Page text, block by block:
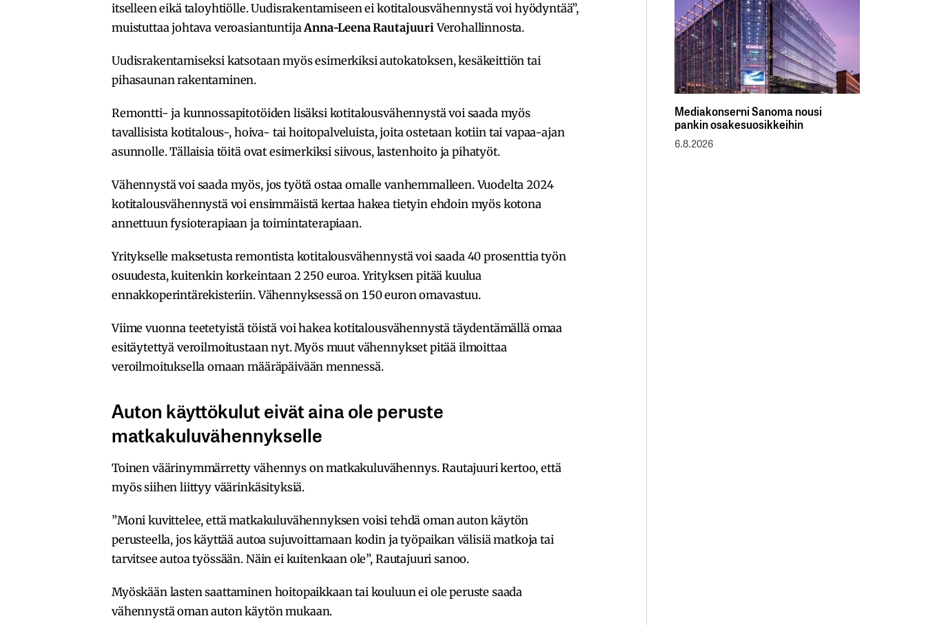
itselleen eikä taloyhtiölle. Uudisrakentamiseen ei kotitalousvähennystä voi hyödyntää”,
muistuttaa johtava veroasiantuntijaAnna-Leena RautajuuriVerohallinnosta.
Uudisrakentamiseksi katsotaan myös esimerkiksi autokatoksen, kesäkeittiön tai
pihasaunan rakentaminen.
Remontti- ja kunnossapitotöiden lisäksi kotitalousvähennystä voi saada myös
tavallisista kotitalous-, hoiva- tai hoitopalveluista, joita ostetaan kotiin tai vapaa-ajan
asunnolle. Tällaisia töitä ovat esimerkiksi siivous, lastenhoito ja pihatyöt.
Vähennystä voi saada myös, jos työtä ostaa omalle vanhemmalleen. Vuodelta 2024
kotitalousvähennystä voi ensimmäistä kertaa hakea tietyin ehdoin myös kotona
annettuun fysioterapiaan ja toimintaterapiaan.
Yritykselle maksetusta remontista kotitalousvähennystä voi saada 40 prosenttia työn
osuudesta, kuitenkin korkeintaan 2 250 euroa. Yrityksen pitää kuulua
ennakkoperintärekisteriin. Vähennyksessä on 150 euron omavastuu.
Viime vuonna teetetyistä töistä voi hakea kotitalousvähennystä täydentämällä omaa
esitäytettyä veroilmoitustaan nyt. Myös muut vähennykset pitää ilmoittaa
veroilmoituksella omaan määräpäivään mennessä.
Auton käyttökulut eivät aina ole peruste
matkakuluvähennykselle
Toinen väärinymmärretty vähennys on matkakuluvähennys. Rautajuuri kertoo, että
myös siihen liittyy väärinkäsityksiä.
”Moni kuvittelee, että matkakuluvähennyksen voisi tehdä oman auton käytön
perusteella, jos käyttää autoa sujuvoittamaan kodin ja työpaikan välisiä matkoja tai
tarvitsee autoa työssään. Näin ei kuitenkaan ole”, Rautajuuri sanoo.
Myöskään lasten saattaminen hoitopaikkaan tai kouluun ei ole peruste saada
vähennystä oman auton käytön mukaan.
Mediakonserni Sanoma nousi
pankin osakesuosikkeihin
6.8.2026